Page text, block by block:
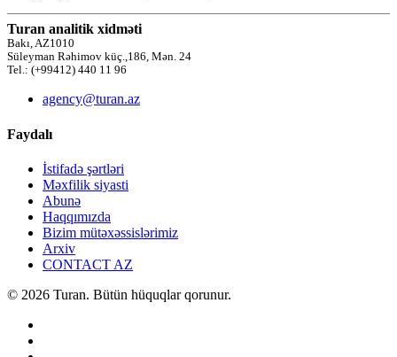
Turan analitik xidməti
Bakı, AZ1010
Süleyman Rəhimov küç.,186, Mən. 24
Tel.: (+99412) 440 11 96
agency@turan.az
Faydalı
İstifadə şərtləri
Məxfilik siyasti
Abunə
Haqqımızda
Bizim mütəxəssislərimiz
Arxiv
CONTACT AZ
© 2026 Turan. Bütün hüquqlar qorunur.